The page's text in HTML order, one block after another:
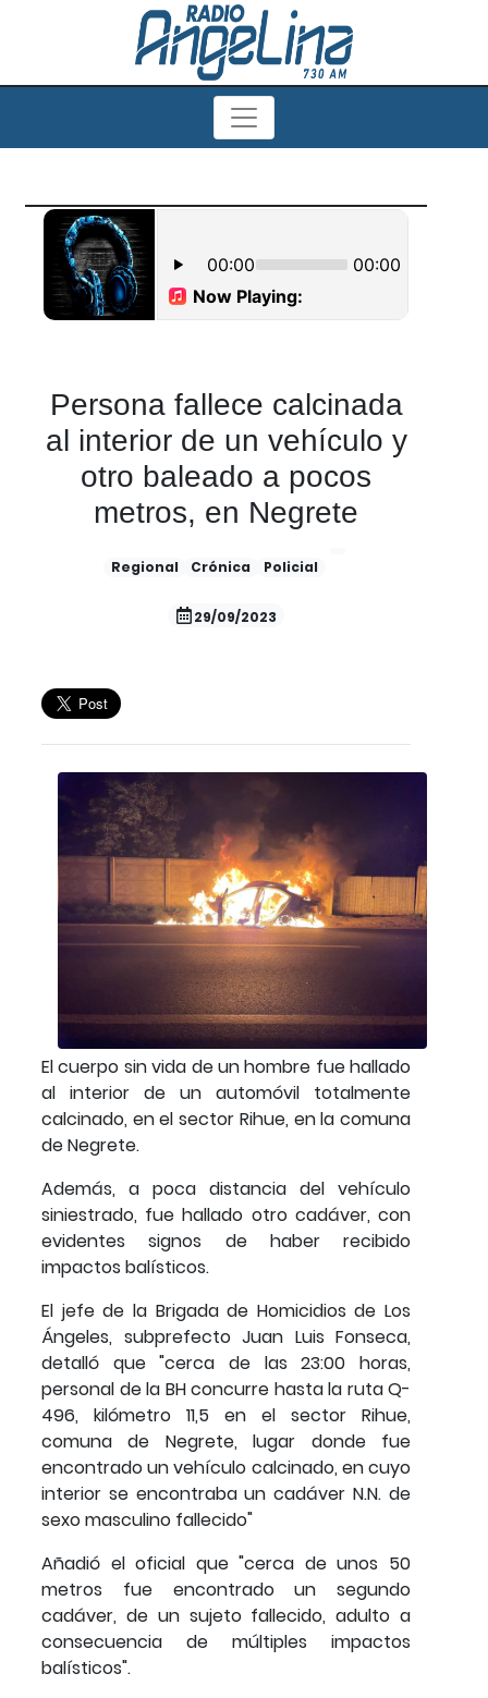
Persona fallece calcinada
al interior de un vehículo y
otro baleado a pocos
metros, en Negrete
Regional Crónica Policial
29/09/2023
El cuerpo sin vida de un hombre fue hallado
al interior de un automóvil totalmente
calcinado, en el sector Rihue, en la comuna
de Negrete.
Además, a poca distancia del vehículo
siniestrado, fue hallado otro cadáver, con
evidentes signos de haber recibido
impactos balísticos.
El jefe de la Brigada de Homicidios de Los
Ángeles, subprefecto Juan Luis Fonseca,
detalló que "cerca de las 23:00 horas,
personal de la BH concurre hasta la ruta Q-
496, kilómetro 11,5 en el sector Rihue,
comuna de Negrete, lugar donde fue
encontrado un vehículo calcinado, en cuyo
interior se encontraba un cadáver N.N. de
sexo masculino fallecido"
Añadió el oficial que "cerca de unos 50
metros fue encontrado un segundo
cadáver, de un sujeto fallecido, adulto a
consecuencia de múltiples impactos
balísticos".